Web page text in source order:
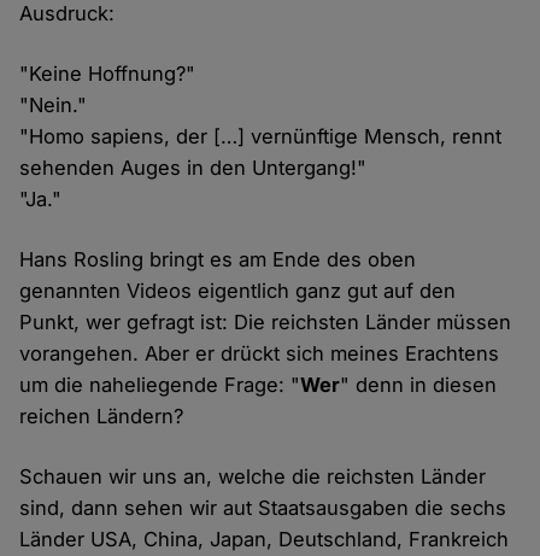
Ausdruck:
"Keine Hoffnung?"
"Nein."
"Homo sapiens, der […] vernünftige Mensch, rennt
sehenden Auges in den Untergang!"
"Ja."
Hans Rosling bringt es am Ende des oben
genannten Videos eigentlich ganz gut auf den
Punkt, wer gefragt ist: Die reichsten Länder müssen
vorangehen. Aber er drückt sich meines Erachtens
um die naheliegende Frage: "Wer" denn in diesen
reichen Ländern?
Schauen wir uns an, welche die reichsten Länder
sind, dann sehen wir aut Staatsausgaben die sechs
Länder USA, China, Japan, Deutschland, Frankreich